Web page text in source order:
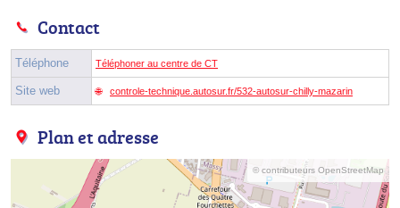
Contact
Téléphone Téléphoner au centre de CT
Site web controle-technique.autosur.fr/532-autosur-chilly-mazarin
Plan et adresse
© contributeurs OpenStreetMap